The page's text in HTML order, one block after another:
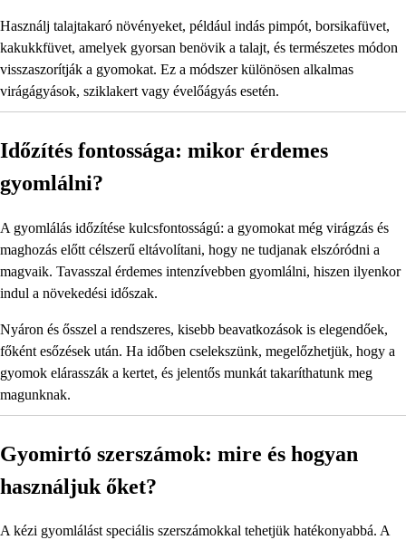
Használj talajtakaró növényeket, például indás pimpót, borsikafüvet,
kakukkfüvet, amelyek gyorsan benövik a talajt, és természetes módon
visszaszorítják a gyomokat. Ez a módszer különösen alkalmas
virágágyások, sziklakert vagy évelőágyás esetén.
Időzítés fontossága: mikor érdemes
gyomlálni?
A gyomlálás időzítése kulcsfontosságú: a gyomokat még virágzás és
maghozás előtt célszerű eltávolítani, hogy ne tudjanak elszóródni a
magvaik. Tavasszal érdemes intenzívebben gyomlálni, hiszen ilyenkor
indul a növekedési időszak.
Nyáron és ősszel a rendszeres, kisebb beavatkozások is elegendőek,
főként esőzések után. Ha időben cselekszünk, megelőzhetjük, hogy a
gyomok elárasszák a kertet, és jelentős munkát takaríthatunk meg
magunknak.
Gyomirtó szerszámok: mire és hogyan
használjuk őket?
A kézi gyomlálást speciális szerszámokkal tehetjük hatékonyabbá. A